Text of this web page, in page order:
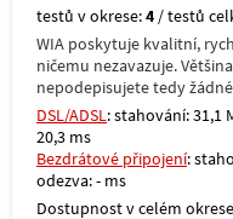
testů v okrese:4 / testů
WIA poskytuje kvalitní,
ničemu nezavazuje.
nepodepisujete tedy
DSL/ADSL: stahování: 31,1
20,3 ms
Bezdrátové připojení:
odezva: - ms
Dostupnost v celém